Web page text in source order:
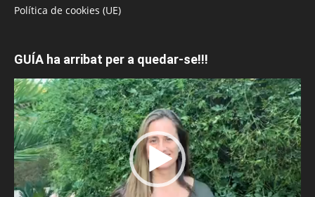
Política de cookies (UE)
GUÍA ha arribat per a quedar-se!!!
Reproductor
de
vídeo